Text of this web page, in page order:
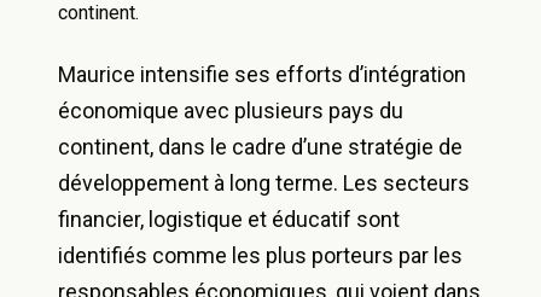
continent.
Maurice intensifie ses efforts d’intégration
économique avec plusieurs pays du
continent, dans le cadre d’une stratégie de
développement à long terme. Les secteurs
financier, logistique et éducatif sont
identifiés comme les plus porteurs par les
responsables économiques, qui voient dans